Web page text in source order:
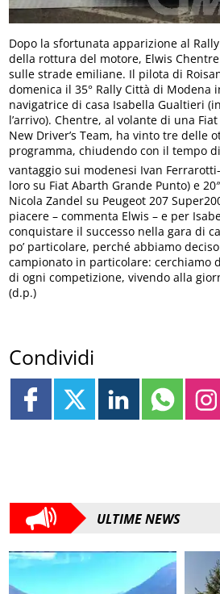
Dopo la sfortunata apparizione al
della rottura del motore, Elwis
sulle strade emiliane. Il pilota di
domenica il 35° Rally Città di Modena
navigatrice di casa Isabella Gualtieri
l’arrivo). Chentre, al volante di una
New Driver’s Team, ha vinto tre delle
programma, chiudendo con il tempo di
vantaggio sui modenesi Ivan
loro su Fiat Abarth Grande Punto) e
Nicola Zandel su Peugeot 207
piacere – commenta Elwis – e per
conquistare il successo nella gara di
po’ particolare, perché abbiamo
campionato in particolare: cerchiamo
di ogni competizione, vivendo alla
(d.p.)
Condividi
ULTIME NEWS